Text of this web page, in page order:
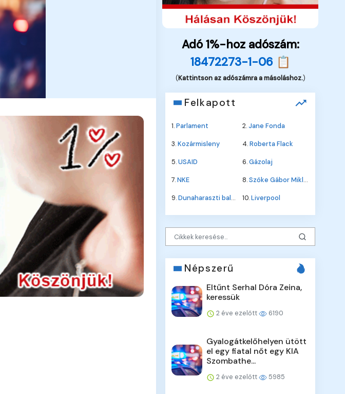
Adó 1%-hoz adószám:
18472273-1-06 📋
(Kattintson az adószámra a másoláshoz.)
Felkapott
1.Parlament 2.Jane Fonda
3.Kozármisleny 4.Roberta Flack
5.USAID 6.Gázolaj
7.NKE 8.Szőke Gábor Miklós
9.Dunaharaszti baleset 10.Liverpool
Népszerű
Eltűnt Serhal Dóra Zeina,
keressük
2 éve ezelőtt 6190
Gyalogátkelőhelyen ütött
el egy fiatal nőt egy KIA
Szombathe...
2 éve ezelőtt 5985